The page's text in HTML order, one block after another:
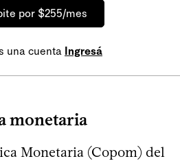
por $255/mes
una cuenta Ingresá
monetaria
Monetaria (Copom) del